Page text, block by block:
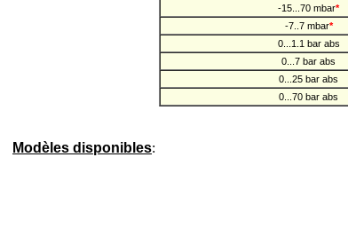
-15...70 mbar*
-7..7 mbar*
0...1.1 bar abs
0...7 bar abs
0...25 bar abs
0...70 bar abs
Modèles disponibles: